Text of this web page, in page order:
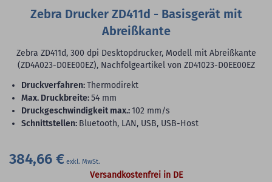
Zebra Drucker ZD411d - Basisgerät mit
Abreißkante
Zebra ZD411d, 300 dpi Desktopdrucker, Modell mit Abreißkante
(ZD4A023-D0EE00EZ), Nachfolgeartikel von ZD41023-D0EE00EZ
Druckverfahren:Thermodirekt
max. Druckbreite:54 mm
Druckgeschwindigkeit max.:102 mm/s
Schnittstellen: Bluetooth, LAN, USB, USB-Host
384,66 €
Versandkostenfrei in DE